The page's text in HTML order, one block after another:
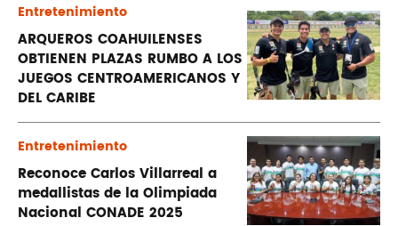
Entretenimiento
ARQUEROS COAHUILENSES
OBTIENEN PLAZAS RUMBO A LOS
JUEGOS CENTROAMERICANOS Y
DEL CARIBE
Entretenimiento
Reconoce Carlos Villarreal a
medallistas de la Olimpiada
Nacional CONADE 2025